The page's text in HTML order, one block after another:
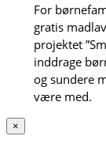
For
gratis
projektet
inddrage
og sundere
være med.
×